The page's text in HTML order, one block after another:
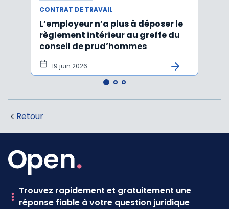
CONTRAT DE TRAVAIL
L’employeur n’a plus à déposer le
règlement intérieur au greffe du
conseil de prud’hommes
19 juin 2026
Retour
Trouvez rapidement et gratuitement une
réponse fiable à votre question juridique